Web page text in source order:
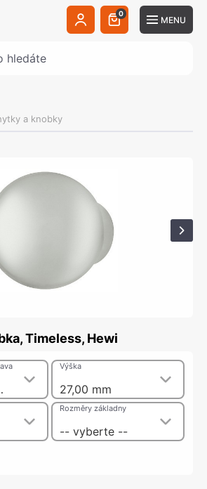
0
MENU
a knobky
Timeless, Hewi
27,00 mm
Výška
-- vyberte --
Rozměry základny